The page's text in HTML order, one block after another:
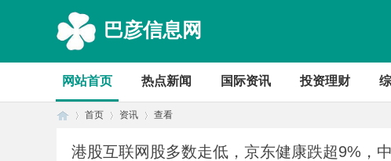
巴彦信息网
网站首页 热点新闻 国际资讯 投资理财
首页 资讯 查看
港股互联网股多数走低，京东健康跌超9%，